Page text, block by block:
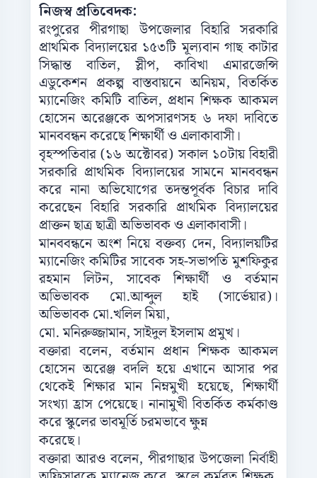
নিজস্ব প্রতিবেদক:
রংপুরের পীরগাছা উপজেলার বিহারি সরকারি
প্রাথমিক বিদ্যালয়ের ১৫৩টি মূল্যবান গাছ কাটার
সিদ্ধান্ত বাতিল, স্লীপ, কাবিখা এমারজেন্সি
এডুকেশন প্রকল্প বাস্তবায়নে অনিয়ম, বিতর্কিত
ম্যানেজিং কমিটি বাতিল, প্রধান শিক্ষক আকমল
হোসেন অরেঞ্জকে অপসারণসহ ৬ দফা দাবিতে
মানববন্ধন করেছে শিক্ষার্থী ও এলাকাবাসী।
বৃহস্পতিবার (১৬ অক্টোবর) সকাল ১০টায় বিহারী
সরকারি প্রাথমিক বিদ্যালয়ের সামনে মানববন্ধন
করে নানা অভিযোগের তদন্তপূর্বক বিচার দাবি
করেছেন বিহারি সরকারি প্রাথমিক বিদ্যালয়ের
প্রাক্তন ছাত্র ছাত্রী অভিভাবক ও এলাকাবাসী।
মানববন্ধনে অংশ নিয়ে বক্তব্য দেন, বিদ্যালয়টির
ম্যানেজিং কমিটির সাবেক সহ-সভাপতি মুশফিকুর
রহমান লিটন, সাবেক শিক্ষার্থী ও বর্তমান
অভিভাবক মো.আব্দুল হাই (সার্ভেয়ার)।
অভিভাবক মো.খলিল মিয়া,
মো. মনিরুজ্জামান, সাইদুল ইসলাম প্রমুখ।
বক্তারা বলেন, বর্তমান প্রধান শিক্ষক আকমল
হোসেন অরেঞ্জ বদলি হয়ে এখানে আসার পর
থেকেই শিক্ষার মান নিম্নমুখী হয়েছে, শিক্ষার্থী
সংখ্যা হ্রাস পেয়েছে। নানামুখী বিতর্কিত কর্মকাণ্ড
করে স্কুলের ভাবমূর্তি চরমভাবে ক্ষুন্ন
করেছে।
বক্তারা আরও বলেন, পীরগাছার উপজেলা নির্বাহী